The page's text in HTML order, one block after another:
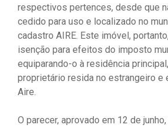
respectivos pertences, desde que
cedido para uso e localizado no
cadastro AIRE. Este imóvel,
isenção para efeitos do imposto
equiparando-o à residência
proprietário resida no estrangeiro e
Aire.
O parecer, aprovado em 12 de